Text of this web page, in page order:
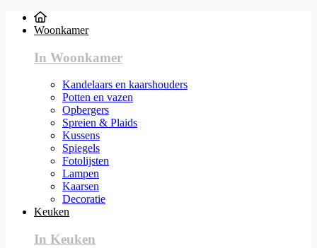
Woonkamer
In Woonkamer
Kandelaars en kaarshouders
Potten en vazen
Opbergers
Spreien & Plaids
Kussens
Spiegels
Fotolijsten
Lampen
Kaarsen
Decoratie
Keuken
In Keuken